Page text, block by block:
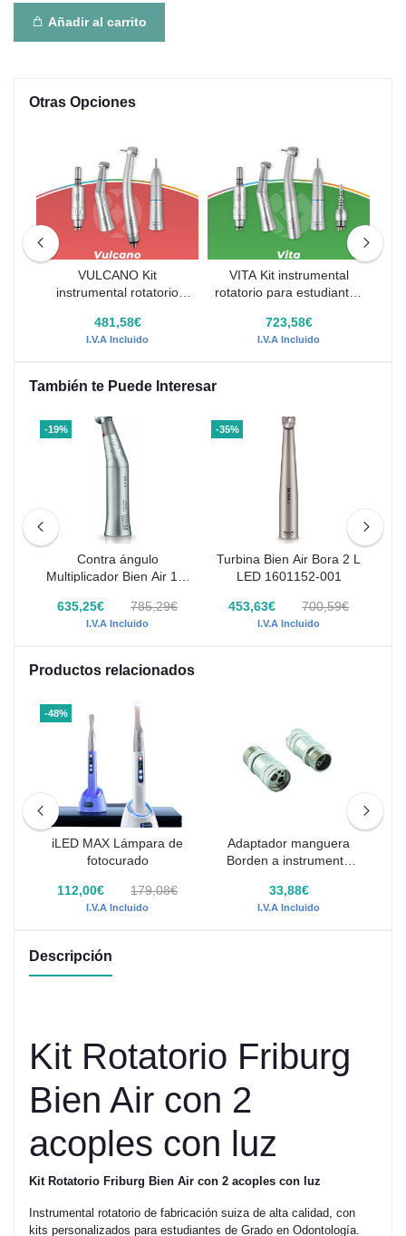
Añadir al carrito
Otras Opciones
VULCANO Kit
instrumental rotatorio
481,58€
I.V.A Incluido
VITA Kit instrumental
rotatorio para estudiantes
723,58€
I.V.A Incluido
También te Puede Interesar
-19%
Contra ángulo
Multiplicador Bien Air 1:5
635,25€ 785,29€
I.V.A Incluido
-35%
Turbina Bien Air Bora 2 L
LED 1601152-001
453,63€ 700,59€
I.V.A Incluido
Productos relacionados
-48%
iLED MAX Lámpara de
fotocurado
112,00€ 179,08€
I.V.A Incluido
Adaptador manguera
Borden a instrumento
33,88€
I.V.A Incluido
Descripción
Kit Rotatorio Friburg
Bien Air con 2
acoples con luz
Kit Rotatorio Friburg Bien Air con 2 acoples con luz
Instrumental rotatorio de fabricación suiza de alta calidad, con
kits personalizados para estudiantes de Grado en Odontología.